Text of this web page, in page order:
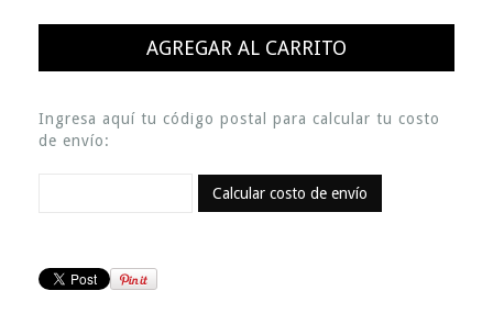
Ingresa aquí tu código postal para calcular tu costo
de envío:
Calcular costo de envío